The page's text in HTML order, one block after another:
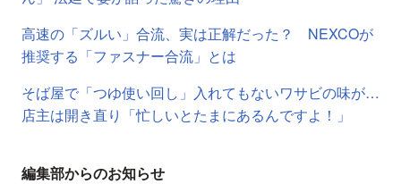
高速の「ズルい」合流、実は正解だった？ NEXCOが
推奨する「ファスナー合流」とは
そば屋で「つゆ使い回し」入れてもないワサビの味が…
店主は開き直り「忙しいとたまにあるんですよ！」
編集部からのお知らせ